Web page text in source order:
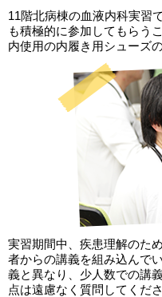
11階北病棟の血液内科実習
も積極的に参加してもらう
内使用の内履き用シューズ
実習期間中、疾患理解のた
者からの講義を組み込んで
義と異なり、少人数での講
点は遠慮なく質問してくださ